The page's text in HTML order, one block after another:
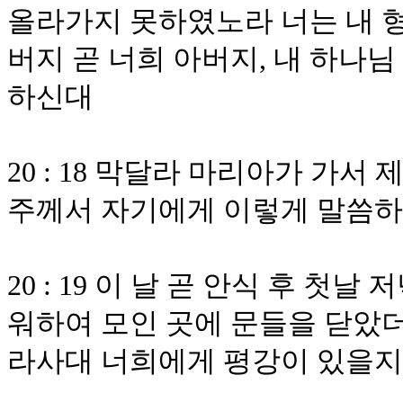
올라가지 못하였노라 너는 내
버지 곧 너희 아버지, 내 하나
하신대
20 : 18 막달라 마리아가 가서
주께서 자기에게 이렇게 말씀
20 : 19 이 날 곧 안식 후 첫날
워하여 모인 곳에 문들을 닫았
라사대 너희에게 평강이 있을